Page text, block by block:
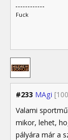
Fuck
#233 MAgi
Valami
mikor, lehet,
pályára már a